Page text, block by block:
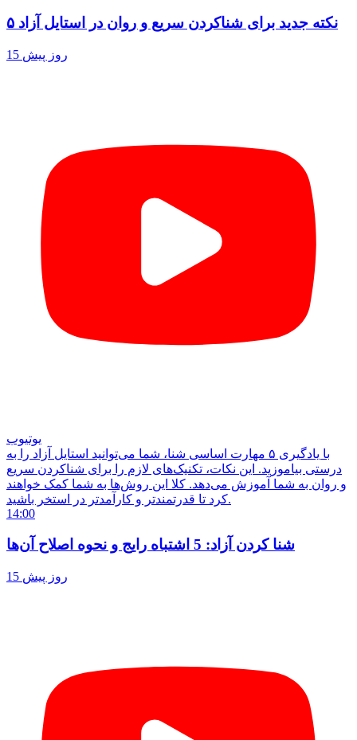
۵ نکته جدید برای شناکردن سریع و روان در استایل آزاد
15 روز پیش
یوتیوب
با یادگیری ۵ مهارت اساسی شنا، شما می‌توانید استایل آزاد را به
درستی بیاموزید. این نکات، تکنیک‌های لازم را برای شناکردن سریع
و روان به شما آموزش می‌دهد. کلا این روش‌ها به شما کمک خواهند
کرد تا قدرتمندتر و کارآمدتر در استخر باشید.
14:00
شنا کردن آزاد: 5 اشتباه رایج و نحوه اصلاح آن‌ها
15 روز پیش